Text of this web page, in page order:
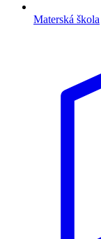
Materská škola